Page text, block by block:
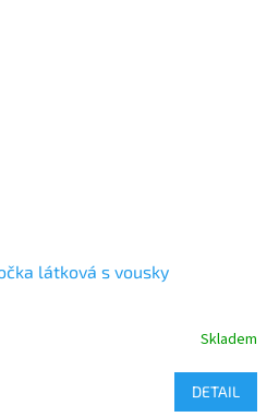
látková s vousky
Skladem
DETAIL